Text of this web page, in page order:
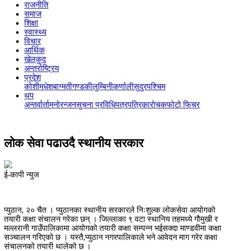
राजनीति
समाज
शिक्षा
स्वास्थ्य
विचार
आर्थिक
खेलकुद
अन्तर्राष्ट्रिय
प्रदेश
कोशीमधेशबाग्मतीगण्डकीलुम्बिनीकर्णालीसुदुरपश्चिम
थप
अन्तर्वार्तामनोरन्जनसुचना प्रविधिपत्रपत्रिकारोचकफोटो फिचर
लोक सेवा पढाउदै स्थानीय सरकार
ई-कापी न्युज
प्युठान, २० चैत । प्युठानका स्थानीय सरकारले निःशुल्क लोकसेवा आयोगको
तयारी कक्षा संचालन गरेका छन् । जिल्लाका ९ वटा स्थानिय तहमध्ये गौमुखी र
मल्लरानी गाउँपालिकामा आयोगको तयारी कक्षा सम्पन्न भईसक्दा माण्डवीमा कक्षा
सञ्चालन गरिएको छ । यस्तै,प्युठान नगरपालिकाले भने आवेदन माग गरेर कक्षा
संचालनको तयारी थालेको छ ।